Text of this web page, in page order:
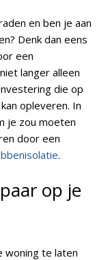
en ben je aan
Denk dan eens
een
langer alleen
die op
opleveren. In
je zou moeten
door een
.
op je
woning te laten